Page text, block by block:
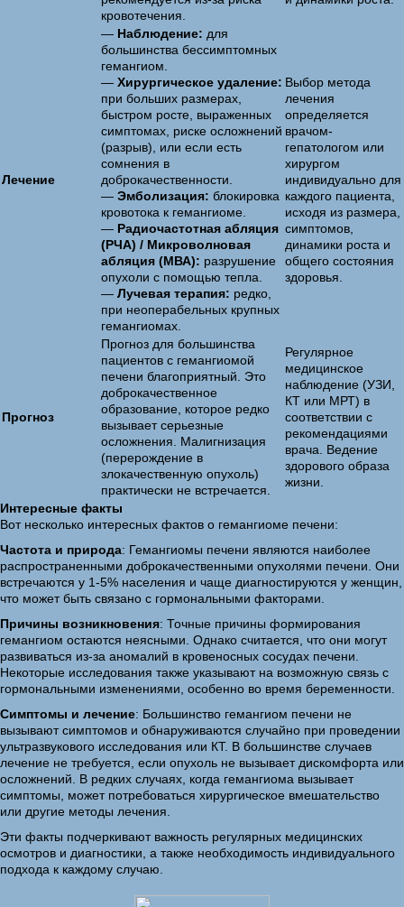
кровотечения.
Лечение
— Наблюдение: для
большинства бессимптомных
гемангиом.
— Хирургическое удаление:
при больших размерах,
быстром росте, выраженных
симптомах, риске осложнений
(разрыв), или если есть
сомнения в
доброкачественности.
— Эмболизация: блокировка
кровотока к гемангиоме.
— Радиочастотная абляция
(РЧА) / Микроволновая
абляция (МВА): разрушение
опухоли с помощью тепла.
— Лучевая терапия: редко,
при неоперабельных крупных
гемангиомах.
Выбор метода
лечения
определяется
врачом-
гепатологом или
хирургом
индивидуально для
каждого пациента,
исходя из размера,
симптомов,
динамики роста и
общего состояния
здоровья.
Прогноз
Прогноз для большинства
пациентов с гемангиомой
печени благоприятный. Это
доброкачественное
образование, которое редко
вызывает серьезные
осложнения. Малигнизация
(перерождение в
злокачественную опухоль)
практически не встречается.
Регулярное
медицинское
наблюдение (УЗИ,
КТ или МРТ) в
соответствии с
рекомендациями
врача. Ведение
здорового образа
жизни.
Интересные факты
Вот несколько интересных фактов о гемангиоме печени:
Частота и природа: Гемангиомы печени являются наиболее
распространенными доброкачественными опухолями печени. Они
встречаются у 1-5% населения и чаще диагностируются у женщин,
что может быть связано с гормональными факторами.
Причины возникновения: Точные причины формирования
гемангиом остаются неясными. Однако считается, что они могут
развиваться из-за аномалий в кровеносных сосудах печени.
Некоторые исследования также указывают на возможную связь с
гормональными изменениями, особенно во время беременности.
Симптомы и лечение: Большинство гемангиом печени не
вызывают симптомов и обнаруживаются случайно при проведении
ультразвукового исследования или КТ. В большинстве случаев
лечение не требуется, если опухоль не вызывает дискомфорта или
осложнений. В редких случаях, когда гемангиома вызывает
симптомы, может потребоваться хирургическое вмешательство
или другие методы лечения.
Эти факты подчеркивают важность регулярных медицинских
осмотров и диагностики, а также необходимость индивидуального
подхода к каждому случаю.